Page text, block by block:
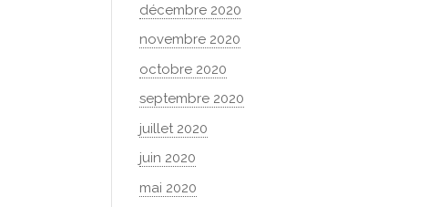
décembre 2020
novembre 2020
octobre 2020
septembre 2020
juillet 2020
juin 2020
mai 2020